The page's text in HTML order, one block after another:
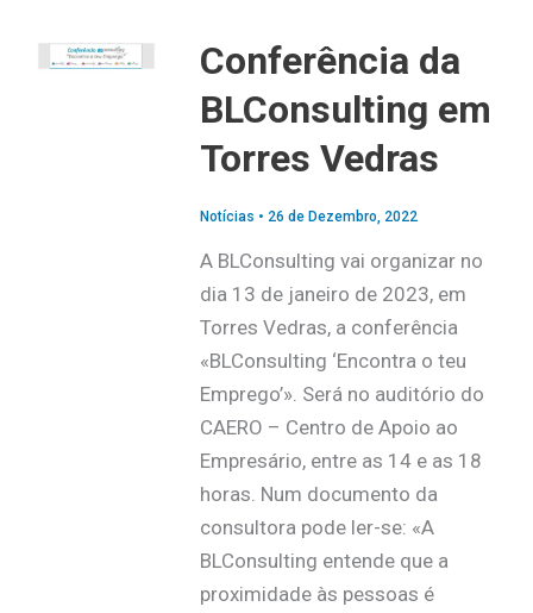
Conferência da
BLConsulting em
Torres Vedras
Notícias • 26 de Dezembro, 2022
A BLConsulting vai organizar no
dia 13 de janeiro de 2023, em
Torres Vedras, a conferência
«BLConsulting ‘Encontra o teu
Emprego’». Será no auditório do
CAERO – Centro de Apoio ao
Empresário, entre as 14 e as 18
horas. Num documento da
consultora pode ler-se: «A
BLConsulting entende que a
proximidade às pessoas é